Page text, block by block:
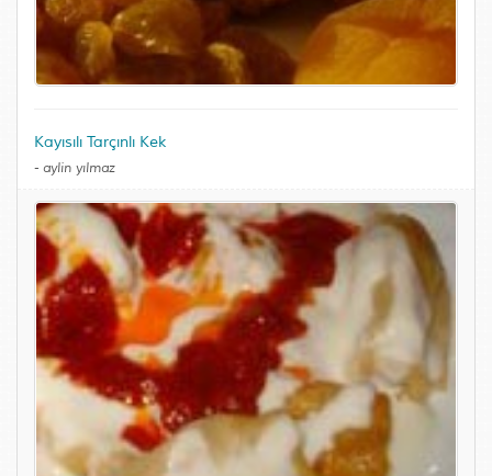
Kayısılı Tarçınlı Kek
- aylin yılmaz